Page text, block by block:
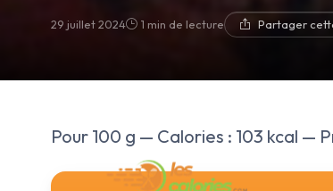
29 juillet 2024 1 min de lecture Partager
Pour 100 g — Calories : 103 kcal —